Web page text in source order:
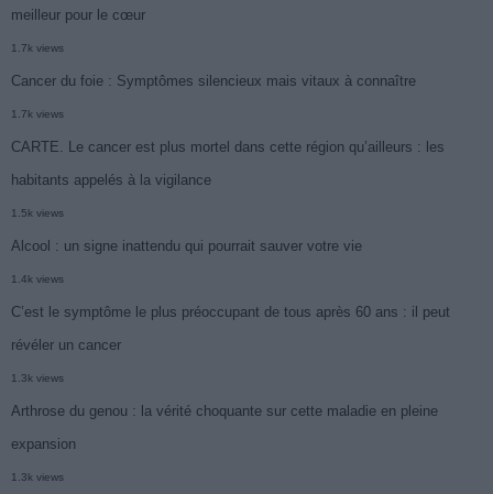
meilleur pour le cœur
1.7k views
Cancer du foie : Symptômes silencieux mais vitaux à connaître
1.7k views
CARTE. Le cancer est plus mortel dans cette région qu’ailleurs : les
habitants appelés à la vigilance
1.5k views
Alcool : un signe inattendu qui pourrait sauver votre vie
1.4k views
C’est le symptôme le plus préoccupant de tous après 60 ans : il peut
révéler un cancer
1.3k views
Arthrose du genou : la vérité choquante sur cette maladie en pleine
expansion
1.3k views